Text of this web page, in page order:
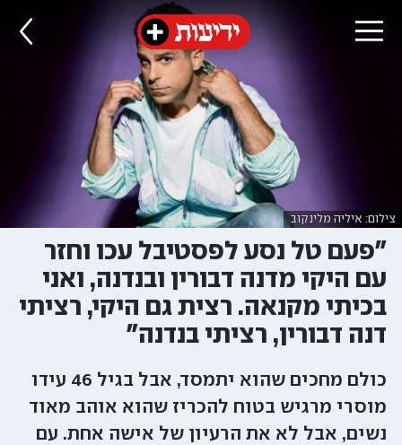
צילום: איליה מלינקוב
"פעם טל נסע לפסטיבל עכו וחזר
עם היקי מדנה דבורין ובנדנה, ואני
בכיתי מקנאה. רצית גם היקי, רציתי
דנה דבורין, רציתי בנדנה"
כולם מחכים שהוא יתמסד, אבל בגיל 46 עידו
מוסרי מרגיש בטוח להכריז שהוא אוהב מאוד
נשים, אבל לא את הרעיון של אישה אחת. עם